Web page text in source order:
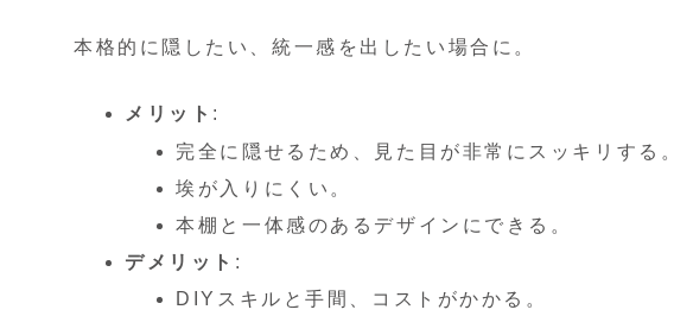
本格的に隠したい、統一感を出したい場合に。
メリット :
完全に隠せるため、見た目が非常にスッキリする。
埃が入りにくい。
本棚と一体感のあるデザインにできる。
デメリット :
DIYスキルと手間、コストがかかる。